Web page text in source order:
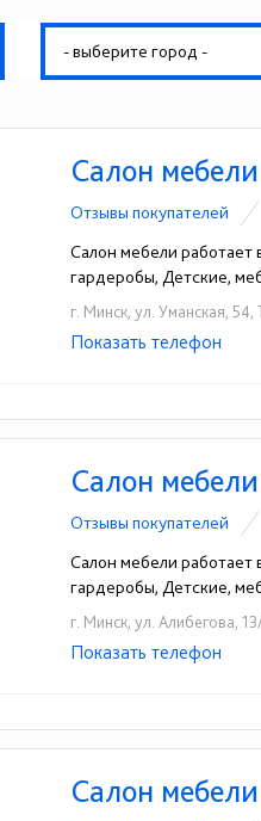
- выберите город -
Салон
Отзывы покупателей
Салон мебели работает
гардеробы, Детские,
г. Минск, ул. Уманская,
☎+375 (29) 110-31-15
Показать телефон
Салон
Отзывы покупателей
Салон мебели работает
гардеробы, Детские,
г. Минск, ул. Алибегова,
☎+375 (29) 175-31-15
Показать телефон
Салон